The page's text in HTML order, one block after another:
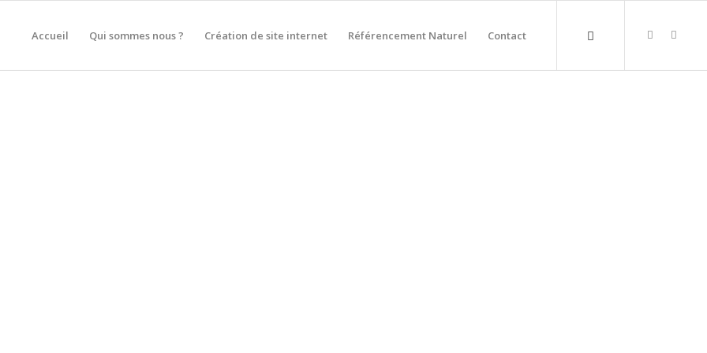
Accueil Qui sommes nous ? Création de site internet Référencement Naturel Contact